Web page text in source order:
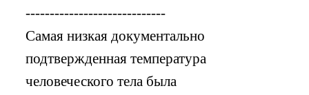
-----------------------------
Самая низкая документально
подтвержденная температура
человеческого тела была